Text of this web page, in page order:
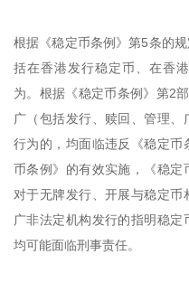
根据《稳定币条例》第5条的
括在香港发行稳定币、在香
为。根据《稳定币条例》第2
广（包括发行、赎回、管理
行为的，均面临违反《稳定币
币条例》的有效实施，《稳定
对于无牌发行、开展与稳定
广非法定机构发行的指明稳
均可能面临刑事责任。